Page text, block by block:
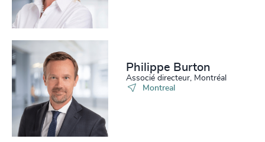
Philippe Burton
Associé directeur, Montréal
Montreal